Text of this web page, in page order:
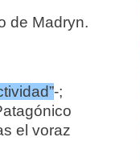
de Madryn.
-;
el voraz